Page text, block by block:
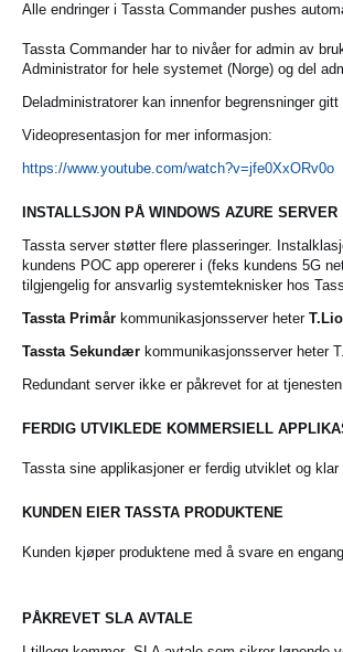
Alle endringer i Tassta Commander pushes
Tassta Commander har to nivåer for admin av
Administrator for hele systemet (Norge) og del
Deladministratorer kan innenfor begrensninger
Videopresentasjon for mer informasjon:
https://www.youtube.com/watch?v=jfe0XxORv0o
INSTALLSJON PÅ WINDOWS AZURE SERVER
Tassta server støtter flere plasseringer.
kundens POC app opererer i (feks kundens 5G
tilgjengelig for ansvarlig systemteknisker hos
Tassta Primår kommunikasjonsserver heter
Tassta Sekundær kommunikasjonsserver heter
Redundant server ikke er påkrevet for at
FERDIG UTVIKLEDE KOMMERSIELL
Tassta sine applikasjoner er ferdig utviklet og
KUNDEN EIER TASSTA PRODUKTENE
Kunden kjøper produktene med å svare en
PÅKREVET SLA AVTALE